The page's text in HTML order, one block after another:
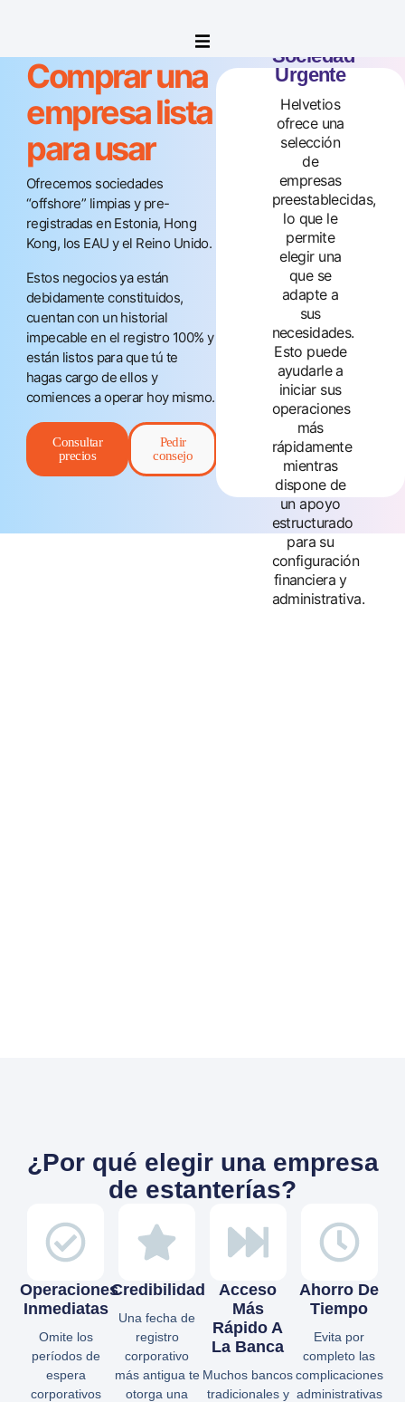
Comprar una
empresa lista
para usar
Ofrecemos sociedades
“offshore” limpias y pre-
registradas en Estonia, Hong
Kong, los EAU y el Reino Unido.
Estos negocios ya están
debidamente constituidos,
cuentan con un historial
impecable en el registro 100% y
están listos para que tú te
hagas cargo de ellos y
comiences a operar hoy mismo.
Consultar
precios
Pedir
consejo
Sociedad
Urgente
Helvetios
ofrece una
selección
de
empresas
preestablecidas,
lo que le
permite
elegir una
que se
adapte a
sus
necesidades.
Esto puede
ayudarle a
iniciar sus
operaciones
más
rápidamente
mientras
dispone de
un apoyo
estructurado
para su
configuración
financiera y
administrativa.
Consejos
prácticos
para empezar
con buen pie
Proporcionamos recursos y
orientación para ayudarle a
organizar la contabilidad,
mantener los registros y
comprender los procesos
financieros clave. De este
modo, podrá centrarse en
sus prioridades
empresariales con
confianza.
Habla con los
expertos
¿Por qué elegir una empresa
de estanterías?
Operaciones
Inmediatas
Omite los
períodos de
espera
corporativos
Credibilidad
Una fecha de
registro
corporativo
más antigua te
otorga una
Acceso
Más
Rápido A
La Banca
Muchos bancos
tradicionales y
Ahorro De
Tiempo
Evita por
completo las
complicaciones
administrativas